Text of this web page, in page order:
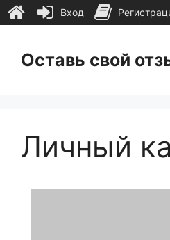
содержимому
Оставь свой
Личный
Вход